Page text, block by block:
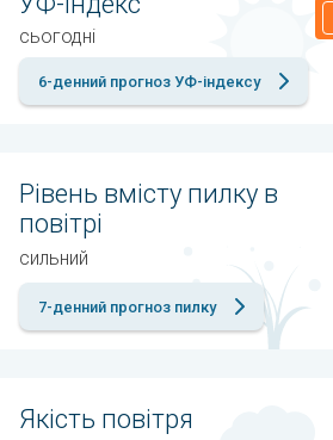
сьогодні
6-денний прогноз УФ-індексу
Рівень вмісту пилку в
повітрі
сильний
7-денний прогноз пилку
Якість повітря